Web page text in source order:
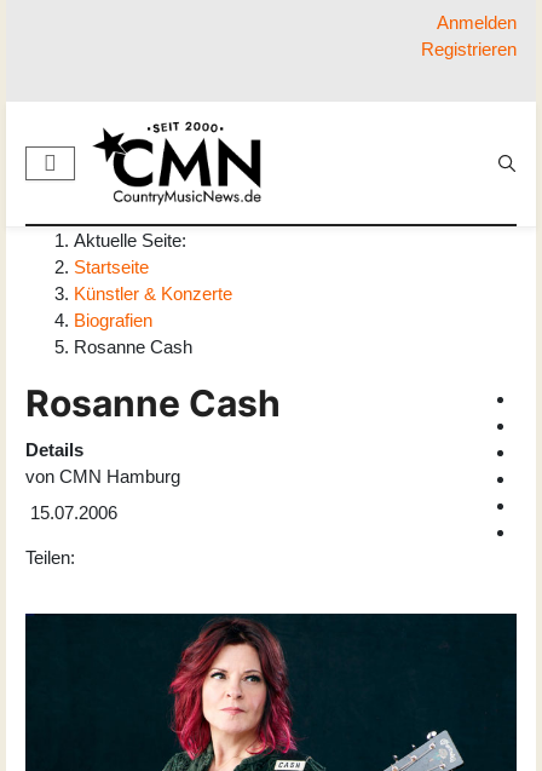
Anmelden
Registrieren
Aktuelle Seite:
Startseite
Künstler & Konzerte
Biografien
Rosanne Cash
Rosanne Cash
Details
von CMN Hamburg
15.07.2006
Teilen: